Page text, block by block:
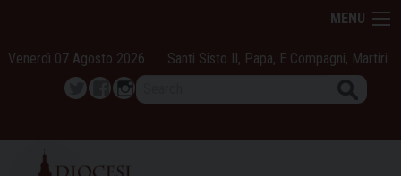
content
MENU
Venerdì 07 Agosto 2026 Santi Sisto II, Papa, E Compagni, Martiri
TwitterFacebook
Instagram